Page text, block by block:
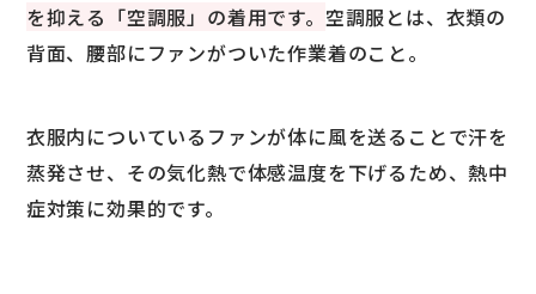
を抑える「空調服」の着用です。 空調服とは、衣類の
背面、腰部にファンがついた作業着のこと。
衣服内についているファンが体に風を送ることで汗を
蒸発させ、その気化熱で体感温度を下げるため、熱中
症対策に効果的です。